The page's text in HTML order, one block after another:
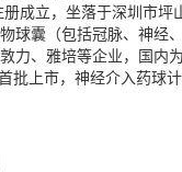
成立，坐落于深圳市
球囊（包括冠脉、神经
力、雅培等企业，国内
批上市，神经介入药球